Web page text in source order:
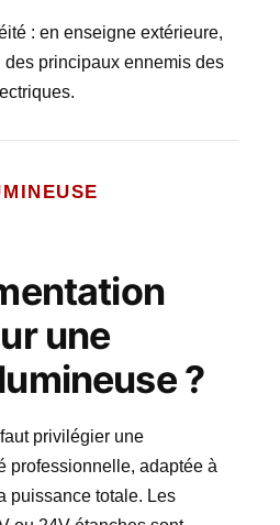
: en enseigne extérieure,
des principaux ennemis des
une
?
privilégier une
professionnelle, adaptée à
puissance totale. Les